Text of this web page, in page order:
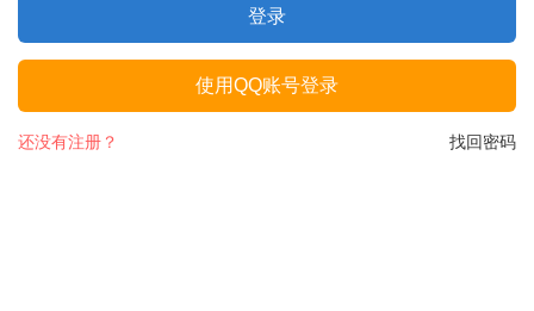
登录
使用QQ账号登录
找回密码
还没有注册？